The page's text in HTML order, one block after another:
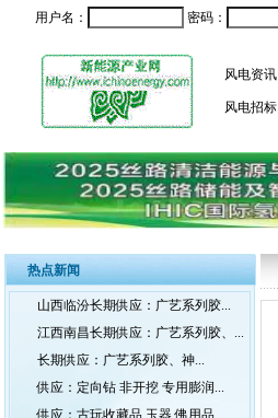
用户名： 密码：
风电资讯
风电招标
热点新闻
山西临汾长期供应：广艺系列胶...
江西南昌长期供应：广艺系列胶、...
长期供应：广艺系列胶、神...
供应：定向钻 非开挖 专用膨润...
供应：古玩收藏品 玉器 佛用品...